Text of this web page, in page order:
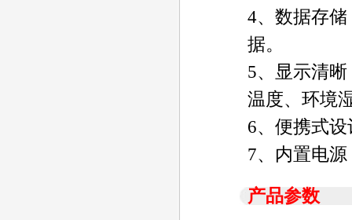
4、数据存
据。
5、显示清
温度、环境
6、便携式
7、内置电
产品参数